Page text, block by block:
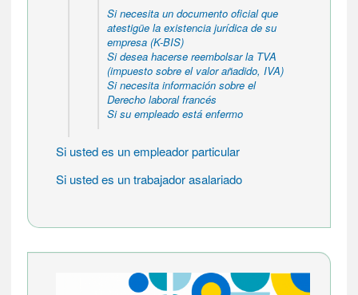
Si necesita un documento oficial que
atestigüe la existencia jurídica de su
empresa (K-BIS)
Si desea hacerse reembolsar la TVA
(impuesto sobre el valor añadido, IVA)
Si necesita información sobre el
Derecho laboral francés
Si su empleado está enfermo
Si usted es un empleador particular
Si usted es un trabajador asalariado